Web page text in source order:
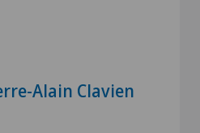
Alain Clavien